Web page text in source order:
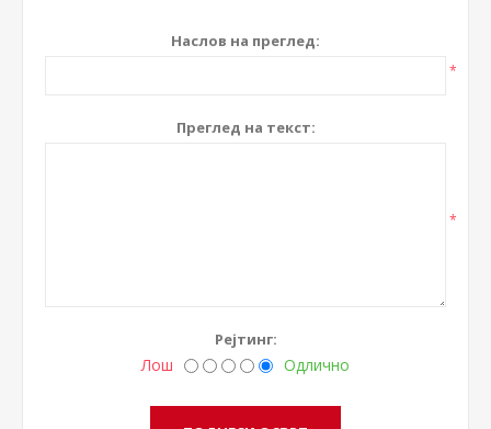
Наслов на преглед:
*
Преглед на текст:
*
Рејтинг:
Лош Одлично